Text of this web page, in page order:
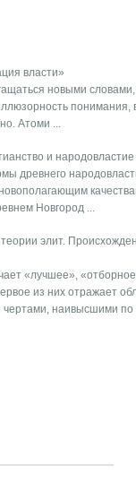
власти»
новыми
понимания,
Атоми ...
и народовластие
древнего
Новгород ...
элит.
«лучшее»,
из них отражает
чертами, наивысшими по